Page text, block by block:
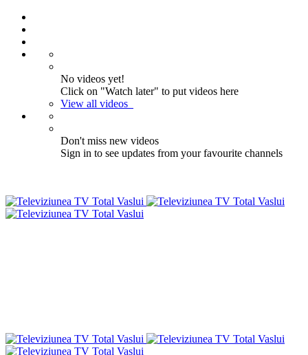
No videos yet!
Click on "Watch later" to put videos here
View all videos
Don't miss new videos
Sign in to see updates from your favourite channels